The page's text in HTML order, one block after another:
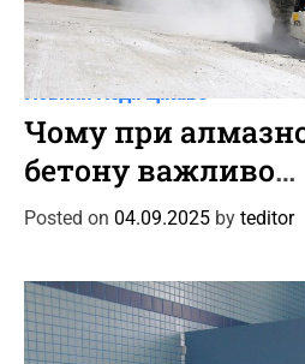
C
a
e
g
i
e
s
Новини Події Цікаве
Чому при
бетону важливо
дотримуватися
для точного
арматури
Posted on 04.09.2025 by teditor